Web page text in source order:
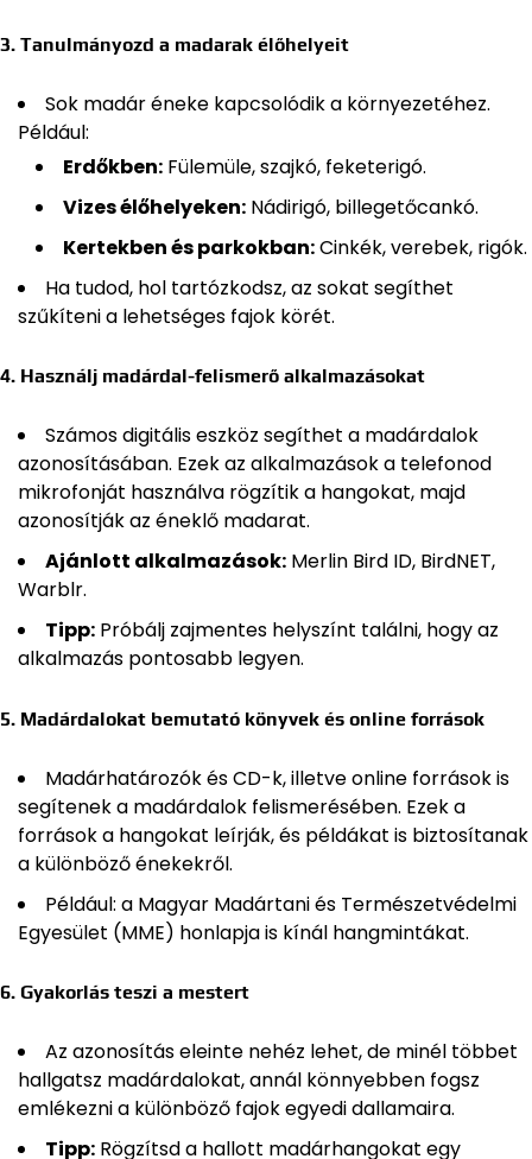
3. Tanulmányozd a madarak élőhelyeit
Sok madár éneke kapcsolódik a környezetéhez.
Például:
Erdőkben: Fülemüle, szajkó, feketerigó.
Vizes élőhelyeken: Nádirigó, billegetőcankó.
Kertekben és parkokban:Cinkék, verebek, rigók.
Ha tudod, hol tartózkodsz, az sokat segíthet
szűkíteni a lehetséges fajok körét.
4. Használj madárdal-felismerő alkalmazásokat
Számos digitális eszköz segíthet a madárdalok
azonosításában. Ezek az alkalmazások a telefonod
mikrofonját használva rögzítik a hangokat, majd
azonosítják az éneklő madarat.
Ajánlott alkalmazások: Merlin Bird ID, BirdNET,
Warblr.
Tipp: Próbálj zajmentes helyszínt találni, hogy az
alkalmazás pontosabb legyen.
5. Madárdalokat bemutató könyvek és online források
Madárhatározók és CD-k, illetve online források is
segítenek a madárdalok felismerésében. Ezek a
források a hangokat leírják, és példákat is biztosítanak
a különböző énekekről.
Például: a Magyar Madártani és Természetvédelmi
Egyesület (MME) honlapja is kínál hangmintákat.
6. Gyakorlás teszi a mestert
Az azonosítás eleinte nehéz lehet, de minél többet
hallgatsz madárdalokat, annál könnyebben fogsz
emlékezni a különböző fajok egyedi dallamaira.
Tipp: Rögzítsd a hallott madárhangokat egy